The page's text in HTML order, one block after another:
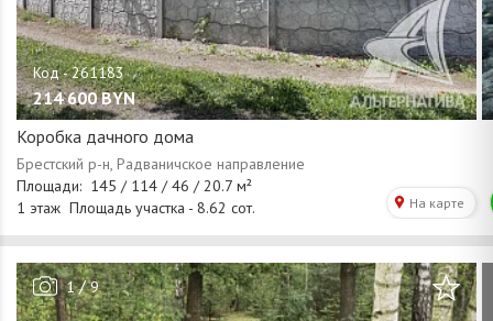
214 600 BYN
Коробка дачного дома
1/9